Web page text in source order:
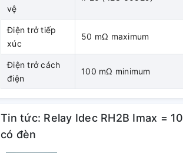
vệ
Điện trở tiếp
xúc
50 mΩ maximum
Điện trở cách
điện
100 mΩ minimum
Tin tức: Relay Idec RH2B Imax =
có đèn